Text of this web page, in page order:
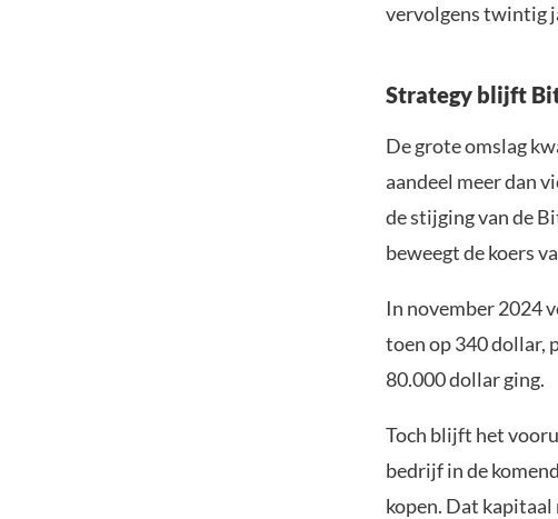
vervolgens twintig
Strategy blijft
De grote omslag
aandeel meer dan
de stijging van de
beweegt de koers
In november 2024
toen op 340 dollar,
80.000 dollar ging.
Toch blijft het
bedrijf in de
kopen. Dat